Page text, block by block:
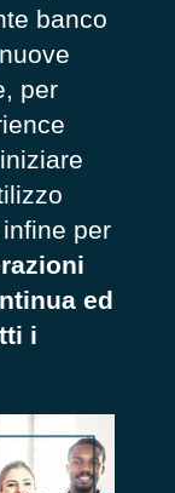
banco
per
per
ed
i